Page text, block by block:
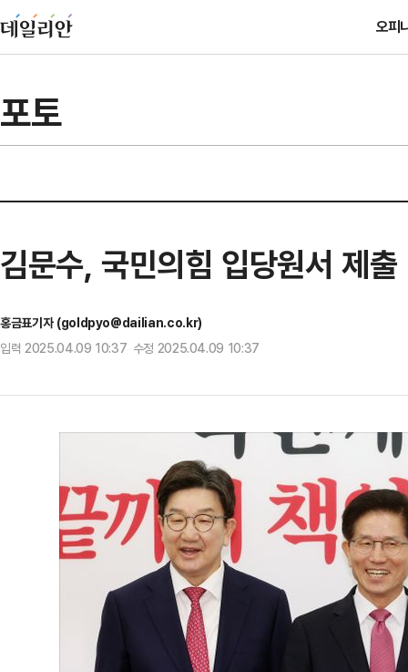
오피
포토
김문수, 국민의힘 입당원서 제출
홍금표기자 (goldpyo@dailian.co.kr)
입력 2025.04.09 10:37 수정 2025.04.09 10:37